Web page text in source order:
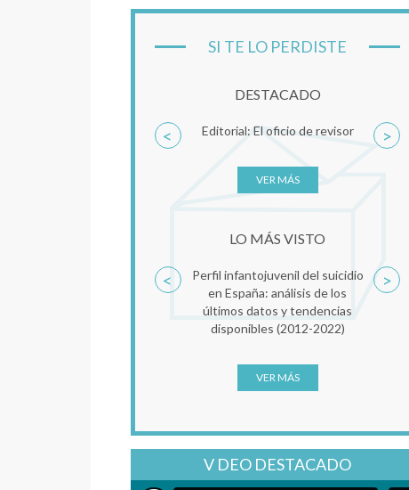
SI TE LO PERDISTE
DESTACADO
Editorial: El oficio de revisor
VER MÁS
< >
LO MÁS VISTO
Perfil infantojuvenil del suicidio
en España: análisis de los
últimos datos y tendencias
disponibles (2012-2022)
VER MÁS
< >
V DEO DESTACADO